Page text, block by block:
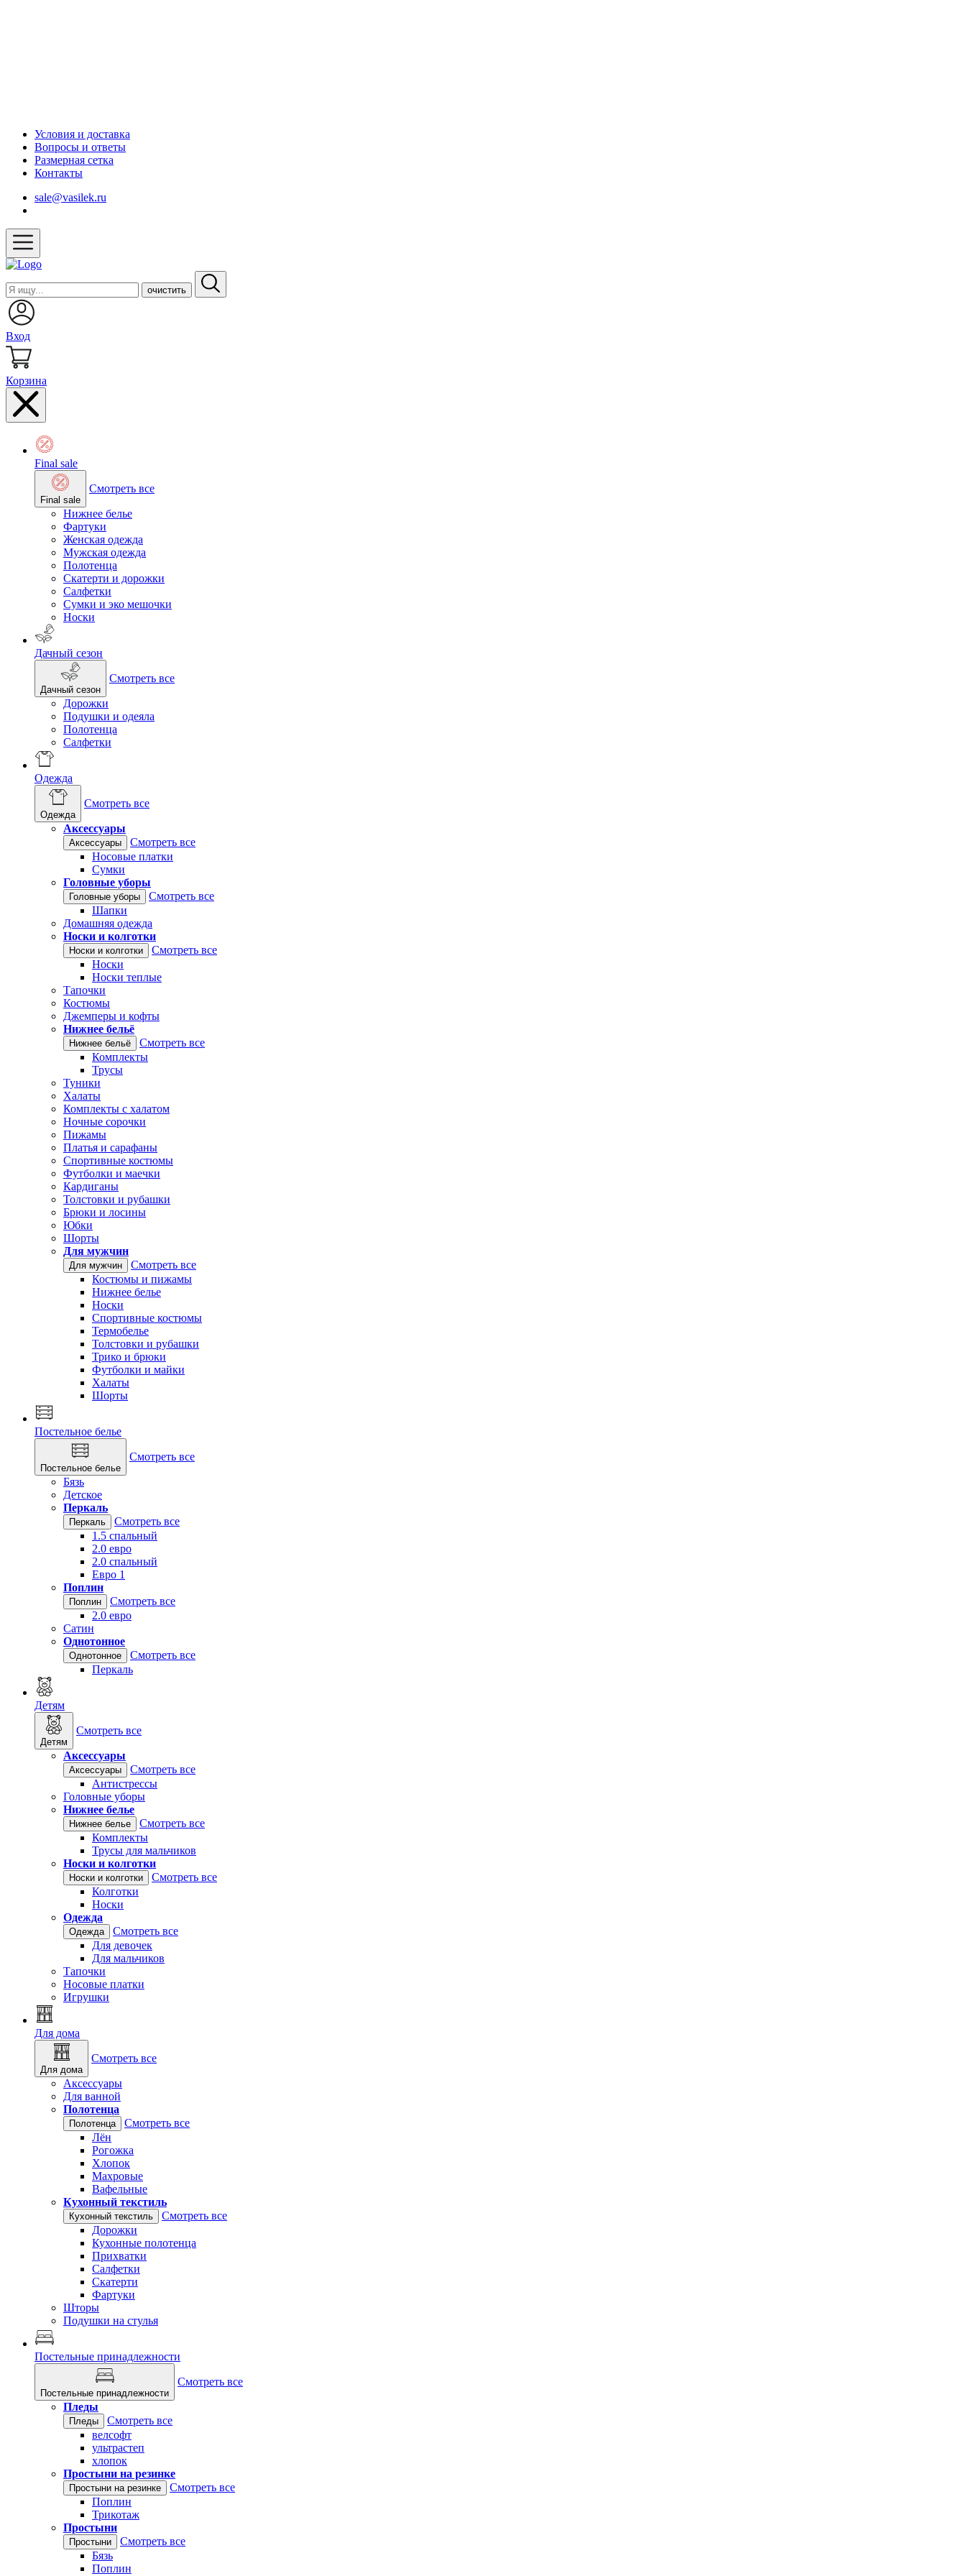
Условия и доставка
Вопросы и ответы
Размерная сетка
Контакты
sale@vasilek.ru
очистить
Вход
Корзина
Final sale
Final sale
Смотреть все
Нижнее белье
Фартуки
Женская одежда
Мужская одежда
Полотенца
Скатерти и дорожки
Салфетки
Сумки и эко мешочки
Носки
Дачный сезон
Дачный сезон
Смотреть все
Дорожки
Подушки и одеяла
Полотенца
Салфетки
Одежда
Одежда
Смотреть все
Аксессуары
Аксессуары
Смотреть все
Носовые платки
Сумки
Головные уборы
Головные уборы
Смотреть все
Шапки
Домашняя одежда
Носки и колготки
Носки и колготки
Смотреть все
Носки
Носки теплые
Тапочки
Костюмы
Джемперы и кофты
Нижнее бельё
Нижнее бельё
Смотреть все
Комплекты
Трусы
Туники
Халаты
Комплекты с халатом
Ночные сорочки
Пижамы
Платья и сарафаны
Спортивные костюмы
Футболки и маечки
Кардиганы
Толстовки и рубашки
Брюки и лосины
Юбки
Шорты
Для мужчин
Для мужчин
Смотреть все
Костюмы и пижамы
Нижнее белье
Носки
Спортивные костюмы
Термобелье
Толстовки и рубашки
Трико и брюки
Футболки и майки
Халаты
Шорты
Постельное белье
Постельное белье
Смотреть все
Бязь
Детское
Перкаль
Перкаль
Смотреть все
1.5 спальный
2.0 евро
2.0 спальный
Евро 1
Поплин
Поплин
Смотреть все
2.0 евро
Сатин
Однотонное
Однотонное
Смотреть все
Перкаль
Детям
Детям
Смотреть все
Аксессуары
Аксессуары
Смотреть все
Антистрессы
Головные уборы
Нижнее белье
Нижнее белье
Смотреть все
Комплекты
Трусы для мальчиков
Носки и колготки
Носки и колготки
Смотреть все
Колготки
Носки
Одежда
Одежда
Смотреть все
Для девочек
Для мальчиков
Тапочки
Носовые платки
Игрушки
Для дома
Для дома
Смотреть все
Аксессуары
Для ванной
Полотенца
Полотенца
Смотреть все
Лён
Рогожка
Хлопок
Махровые
Вафельные
Кухонный текстиль
Кухонный текстиль
Смотреть все
Дорожки
Кухонные полотенца
Прихватки
Салфетки
Скатерти
Фартуки
Шторы
Подушки на стулья
Постельные принадлежности
Постельные принадлежности
Смотреть все
Пледы
Пледы
Смотреть все
велсофт
ультрастеп
хлопок
Простыни на резинке
Простыни на резинке
Смотреть все
Поплин
Трикотаж
Простыни
Простыни
Смотреть все
Бязь
Поплин